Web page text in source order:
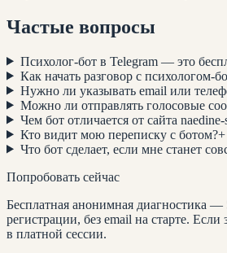
Частые вопросы
Психолог-бот в Telegram — это
Как начать разговор с психологом-
Нужно ли указывать email или
Можно ли отправлять голосовые
Чем бот отличается от сайта
Кто видит мою переписку с ботом?+
Что бот сделает, если мне станет
Попробовать сейчас
Бесплатная анонимная диагностика —
регистрации, без email на старте.
в платной сессии.